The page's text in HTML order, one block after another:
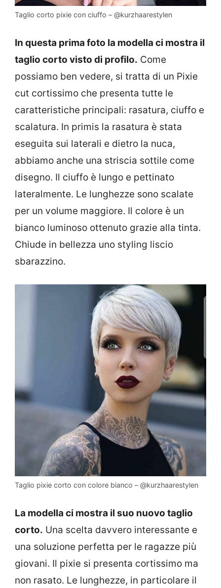
Taglio corto pixie con ciuffo – @kurzhaarestylen
In questa prima foto la modella ci mostra il
taglio corto visto di profilo. Come
possiamo ben vedere, si tratta di un Pixie
cut cortissimo che presenta tutte le
caratteristiche principali: rasatura, ciuffo e
scalatura. In primis la rasatura è stata
eseguita sui laterali e dietro la nuca,
abbiamo anche una striscia sottile come
disegno. Il ciuffo è lungo e pettinato
lateralmente. Le lunghezze sono scalate
per un volume maggiore. Il colore è un
bianco luminoso ottenuto grazie alla tinta.
Chiude in bellezza uno styling liscio
sbarazzino.
Taglio pixie corto con colore bianco – @kurzhaarestylen
La modella ci mostra il suo nuovo taglio
corto. Una scelta davvero interessante e
una soluzione perfetta per le ragazze più
giovani. Il pixie si presenta cortissimo ma
non rasato. Le lunghezze, in particolare il